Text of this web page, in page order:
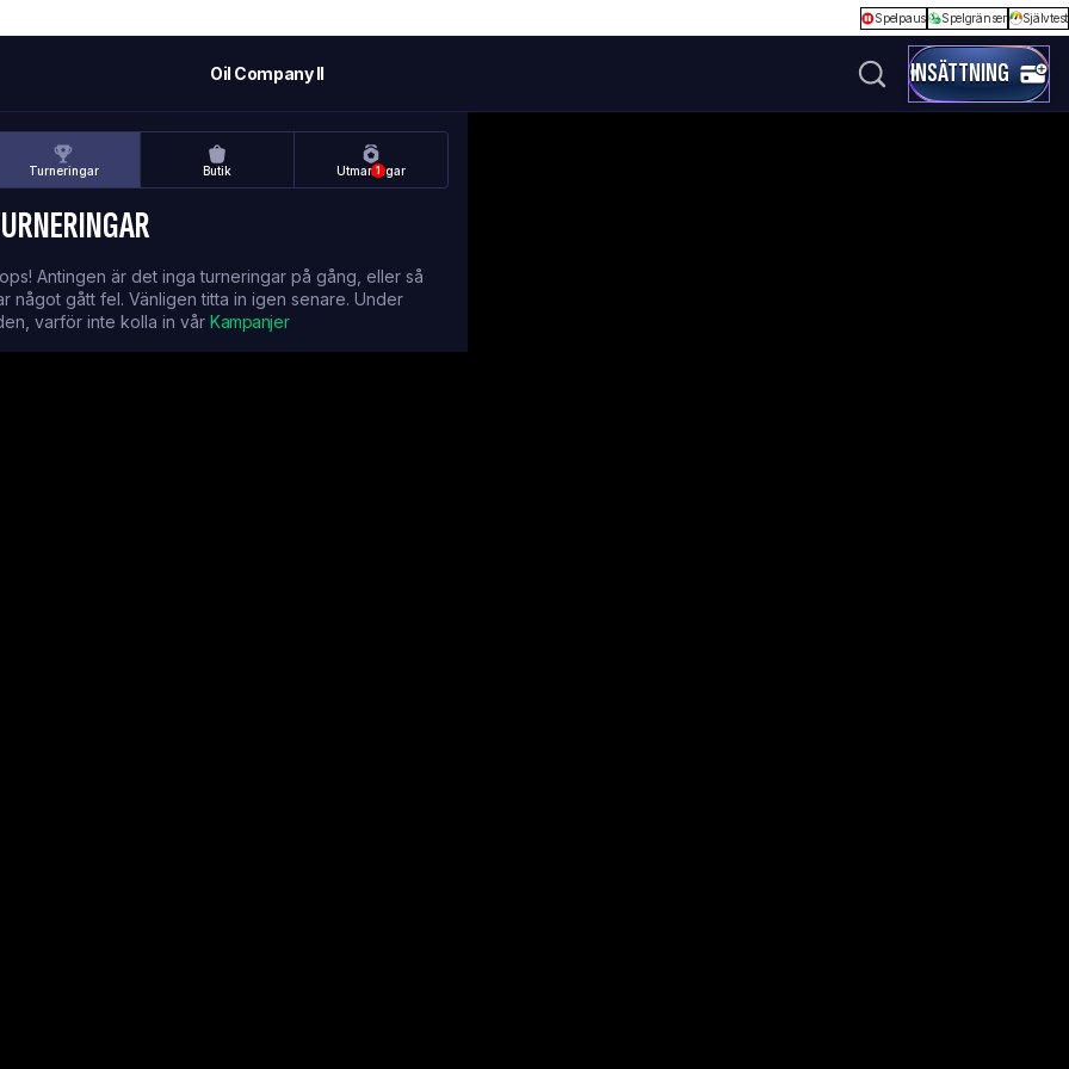
Spelpaus Spelgränser Självtest
Oil Company II INSÄTTNING
Turneringar Butik 1
Utmaningar
Antingen är det inga turneringar på gång, eller så
något gått fel. Vänligen titta in igen senare. Under
varför inte kolla in vår Kampanjer